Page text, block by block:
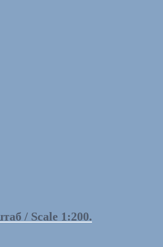
/ Scale 1:200.